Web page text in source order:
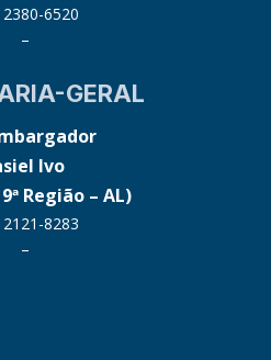
6520
–
GERAL
Ivo
Região – AL)
8283
–